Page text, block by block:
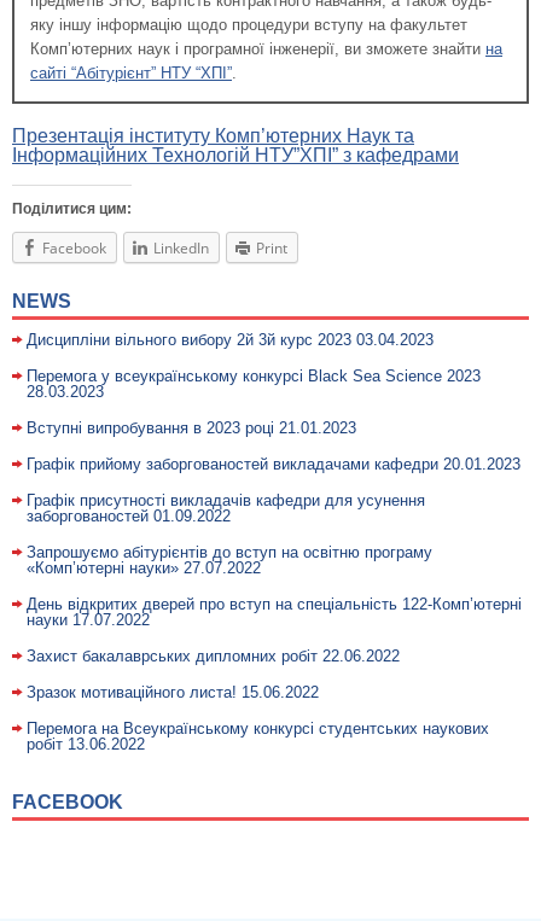
яку іншу інформацію щодо процедури вступу на факультет
Комп’ютерних наук і програмної інженерії, ви зможете знайти на
сайті “Абітурієнт” НТУ “ХПІ”
Презентація інституту Комп’ютерних Наук та
Інформаційних Технологій НТУ”ХПІ” з кафедрами
Поділитися цим:
Facebook LinkedIn Print
NEWS
Дисципліни вільного вибору 2й 3й курс 2023 03.04.2023
Перемога у всеукраїнському конкурсі Black Sea Science 2023
28.03.2023
Вступні випробування в 2023 році 21.01.2023
Графік прийому заборгованостей викладачами кафедри 20.01.2023
Графік присутності викладачів кафедри для усунення
заборгованостей 01.09.2022
Запрошуємо абітурієнтів до вступ на освітню програму
«Комп’ютерні науки» 27.07.2022
День відкритих дверей про вступ на спеціальність 122-Комп’ютерні
науки 17.07.2022
Захист бакалаврських дипломних робіт 22.06.2022
Зразок мотиваційного листа! 15.06.2022
Перемога на Всеукраїнському конкурсі студентських наукових
робіт 13.06.2022
FACEBOOK